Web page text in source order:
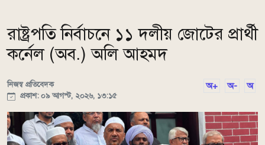
রাষ্ট্রপতি নির্বাচনে ১১ দলীয় জোটের প্রার্থী
কর্নেল (অব.) অলি আহমদ
নিজস্ব প্রতিবেদক
প্রকাশ: ০৯ আগস্ট, ২০২৬, ১৩:১৫
অ+ অ- অ